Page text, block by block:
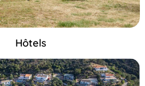
Hôtels